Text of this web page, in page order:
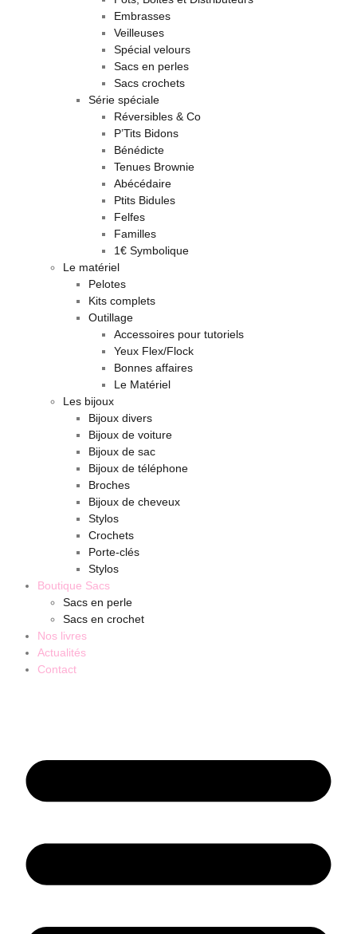
Embrasses
Veilleuses
Spécial velours
Sacs en perles
Sacs crochets
Série spéciale
Réversibles & Co
P’Tits Bidons
Bénédicte
Tenues Brownie
Abécédaire
Ptits Bidules
Felfes
Familles
1€ Symbolique
Le matériel
Pelotes
Kits complets
Outillage
Accessoires pour tutoriels
Yeux Flex/Flock
Bonnes affaires
Le Matériel
Les bijoux
Bijoux divers
Bijoux de voiture
Bijoux de sac
Bijoux de téléphone
Broches
Bijoux de cheveux
Stylos
Crochets
Porte-clés
Stylos
Boutique Sacs
Sacs en perle
Sacs en crochet
Nos livres
Actualités
Contact